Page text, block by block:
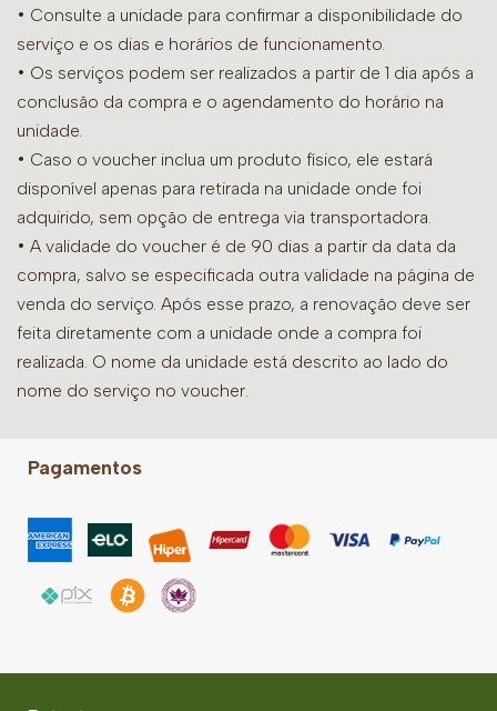
• Consulte a unidade para confirmar a disponibilidade do
serviço e os dias e horários de funcionamento.
• Os serviços podem ser realizados a partir de 1 dia após a
conclusão da compra e o agendamento do horário na
unidade.
• Caso o voucher inclua um produto físico, ele estará
disponível apenas para retirada na unidade onde foi
adquirido, sem opção de entrega via transportadora.
• A validade do voucher é de 90 dias a partir da data da
compra, salvo se especificada outra validade na página de
venda do serviço. Após esse prazo, a renovação deve ser
feita diretamente com a unidade onde a compra foi
realizada. O nome da unidade está descrito ao lado do
nome do serviço no voucher.
Pagamentos